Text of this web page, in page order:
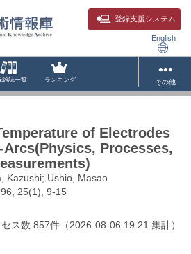
登録支援システム
English
雑誌一覧 ランキング その他
of Electrodes
Arcs(Physics, Processes,
Kazushi; Ushio, Masao
25(1), 9-15
ス数:857件 （2026-08-06 19:21 集計）